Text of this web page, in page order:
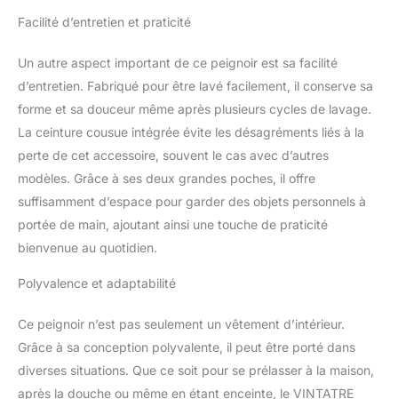
personnels. Fermeture à
ajustement confortable
et facile à mettre et à
enlever. 【Sentiments】:
ces peignoirs sont
conçus pour tomber
magnifiquement autour
de la tige pour leur
il peut garder votre corps
au chaud après le bain
où que vous soyez et
peu importe qui est
autour. Occasions : nos
peignoirs de bain sont
Facilité d’entretien et praticité
Un autre aspect important de ce peignoir est sa facilité
d’entretien. Fabriqué pour être lavé facilement, il conserve sa
forme et sa douceur même après plusieurs cycles de lavage.
La ceinture cousue intégrée évite les désagréments liés à la
perte de cet accessoire, souvent le cas avec d’autres
modèles. Grâce à ses deux grandes poches, il offre
suffisamment d’espace pour garder des objets personnels à
portée de main, ajoutant ainsi une touche de praticité
bienvenue au quotidien.
Polyvalence et adaptabilité
Ce peignoir n’est pas seulement un vêtement d’intérieur.
Grâce à sa conception polyvalente, il peut être porté dans
diverses situations. Que ce soit pour se prélasser à la maison,
après la douche ou même en étant enceinte, le VINTATRE